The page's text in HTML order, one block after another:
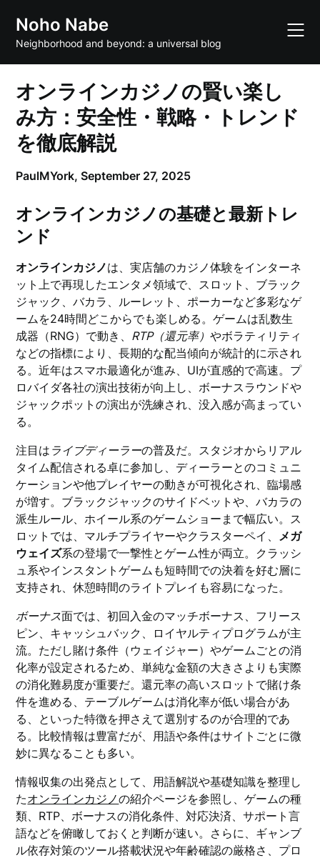
content
Noho Nabe
Neighborhood and beyond: a universal blog
オンラインカジノの賢い楽し
み方：安全性・戦略・トレンド
を徹底解説
PaulMYork,September 27, 2025
オンラインカジノの基礎と最新トレ
ンド
オンラインカジノは、実店舗のカジノ体験をインターネ
ット上で再現したエンタメ領域で、スロット、ブラック
ジャック、バカラ、ルーレット、ポーカーなど多彩なゲ
ームを24時間どこからでも楽しめる。ゲームは乱数生
成器（RNG）で動き、 RTP（還元率）やボラティリティ
などの指標により、長期的な配当傾向が統計的に示され
る。近年はスマホ最適化が進み、UIが直感的で高速。プ
ロバイダ各社の演出技術が向上し、ボーナスラウンドや
ジャックポットの演出が洗練され、没入感が高まってい
る。
注目は ライブディーラーの普及だ。スタジオからリアル
タイム配信される卓に参加し、ディーラーとのコミュニ
ケーションや他プレイヤーの動きが可視化され、臨場感
が増す。ブラックジャックのサイドベットや、バカラの
派生ルール、ホイール系のゲームショーまで幅広い。ス
ロットでは、マルチプライヤーやクラスターペイ、 メガ
ウェイズ系の登場で一撃性とゲーム性が両立。クラッシ
ュ系やインスタントゲームも短時間での決着を好む層に
支持され、休憩時間のライトプレイも容易になった。
ボーナス面では、初回入金のマッチボーナス、フリース
ピン、キャッシュバック、ロイヤルティプログラムが主
流。ただし賭け条件（ウェイジャー）やゲームごとの消
化率が設定されるため、単純な金額の大きさよりも実際
の消化難易度が重要だ。還元率の高いスロットで賭け条
件を進める、テーブルゲームは消化率が低い場合があ
る、といった特徴を押さえて選別するのが合理的であ
る。比較情報は豊富だが、用語や条件はサイトごとに微
妙に異なることも多い。
情報収集の出発点として、用語解説や基礎知識を整理し
たオンラインカジノの紹介ページを参照し、ゲームの種
類、RTP、ボーナスの消化条件、対応決済、サポート言
語などを俯瞰しておくと判断が速い。さらに、ギャンブ
ル依存対策のツール搭載状況や年齢確認の厳格さ、プロ